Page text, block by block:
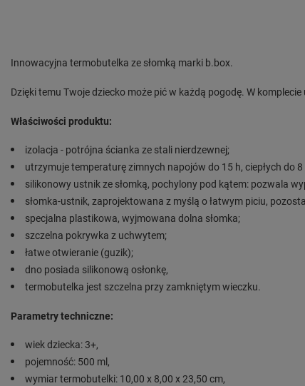
Innowacyjna termobutelka ze słomką marki b.box.
Dzięki temu Twoje dziecko może pić w każdą pogodę. W
Właściwości produktu:
izolacja - potrójna ścianka ze stali nierdzewnej;
utrzymuje temperaturę zimnych napojów do 15 h, ciepłych do 8
silikonowy ustnik ze słomką, pochylony pod kątem: pozwala
słomka-ustnik, zaprojektowana z myślą o łatwym piciu,
specjalna plastikowa, wyjmowana dolna słomka;
szczelna pokrywka z uchwytem;
łatwe otwieranie (guzik);
dno posiada silikonową osłonkę,
termobutelka jest szczelna przy zamkniętym wieczku.
Parametry techniczne:
wiek dziecka: 3+,
pojemność: 500 ml,
wymiar termobutelki: 10,00 x 8,00 x 23,50 cm,